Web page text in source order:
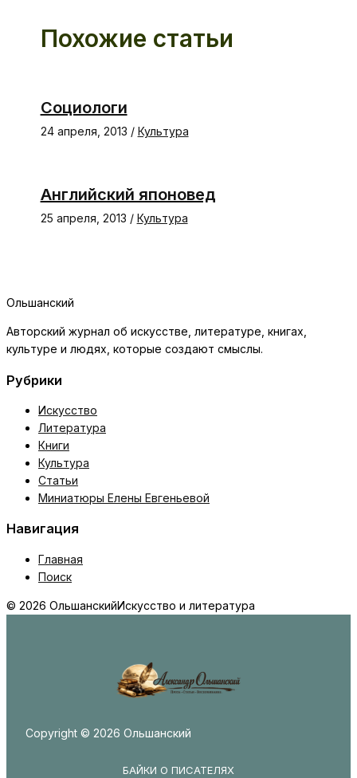
Похожие статьи
Социологи
24 апреля, 2013 / Культура
Английский японовед
25 апреля, 2013 / Культура
Ольшанский
Авторский журнал об искусстве, литературе, книгах,
культуре и людях, которые создают смыслы.
Рубрики
Искусство
Литература
Книги
Культура
Статьи
Миниатюры Елены Евгеньевой
Навигация
Главная
Поиск
© 2026 ОльшанскийИскусство и литература
Copyright © 2026 Ольшанский
БАЙКИ О ПИСАТЕЛЯХ